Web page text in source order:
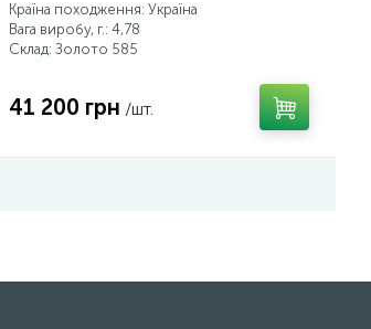
Країна походження: Україна
Вага виробу, г.: 4,78
Склад: Золото 585
41 200 грн /шт.